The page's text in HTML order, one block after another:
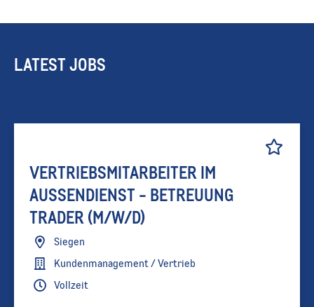
LATEST JOBS
VERTRIEBSMITARBEITER IM
AUSSENDIENST - BETREUUNG T
RADER (M/W/D)
Siegen
Vollzeit
Kundenmanagement / Vertrieb